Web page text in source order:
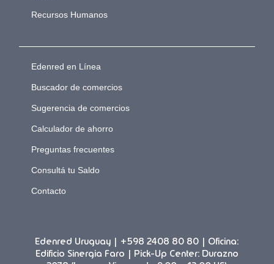
Recursos Humanos
Edenred en Línea
Buscador de comercios
Sugerencia de comercios
Calculador de ahorro
Preguntas frecuentes
Consultá tu Saldo
Contacto
Edenred Uruguay | +598 2408 80 80 | Oficina:
Edificio Sinergia Faro | Pick-Up Center: Durazno